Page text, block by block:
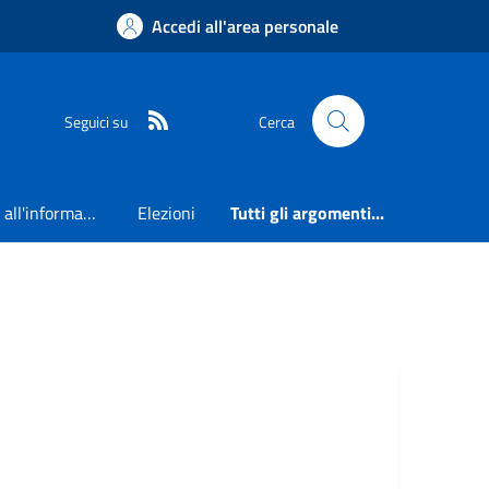
Accedi all'area personale
Seguici su Cerca
Accesso all'informazione Elezioni Tutti gli argomenti...